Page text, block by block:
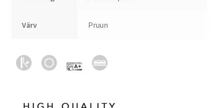
Värv Pruun